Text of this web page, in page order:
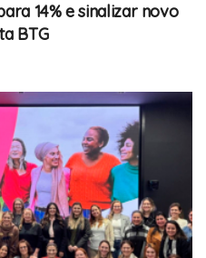
14% e sinalizar novo
BTG